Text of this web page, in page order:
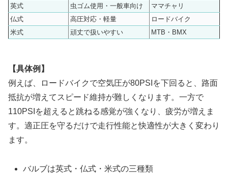
英式 虫ゴム使用・一般車向け
ママチャリ
仏式
高圧対応・軽量
ロードバイク
米式
頑丈で扱いやすい MTB・BMX
【具体例】
例えば、ロードバイクで空気圧が80PSIを下回ると、路面
抵抗が増えてスピード維持が難しくなります。一方で
110PSIを超えると跳ねる感覚が強くなり、疲労が増えま
す。適正圧を守るだけで走行性能と快適性が大きく変わり
ます。
バルブは英式・仏式・米式の三種類